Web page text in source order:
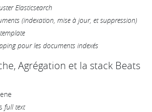
Elasticsearch
(indexation, mise à jour, et suppression)
pour les documents indexés
Agrégation et la stack Beats
full text